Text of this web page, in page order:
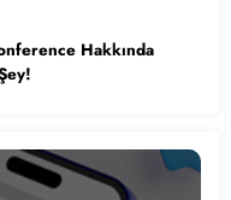
Hakkında